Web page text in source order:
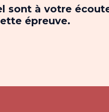
sont à votre
épreuve.